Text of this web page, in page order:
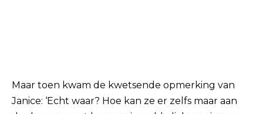
Maar toen kwam de kwetsende opmerking van
Janice: ‘Echt waar? Hoe kan ze er zelfs maar aan